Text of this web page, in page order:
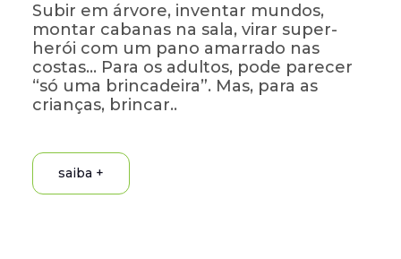
Subir em árvore, inventar mundos,
montar cabanas na sala, virar super-
herói com um pano amarrado nas
costas… Para os adultos, pode parecer
“só uma brincadeira”. Mas, para as
crianças, brincar..
saiba +